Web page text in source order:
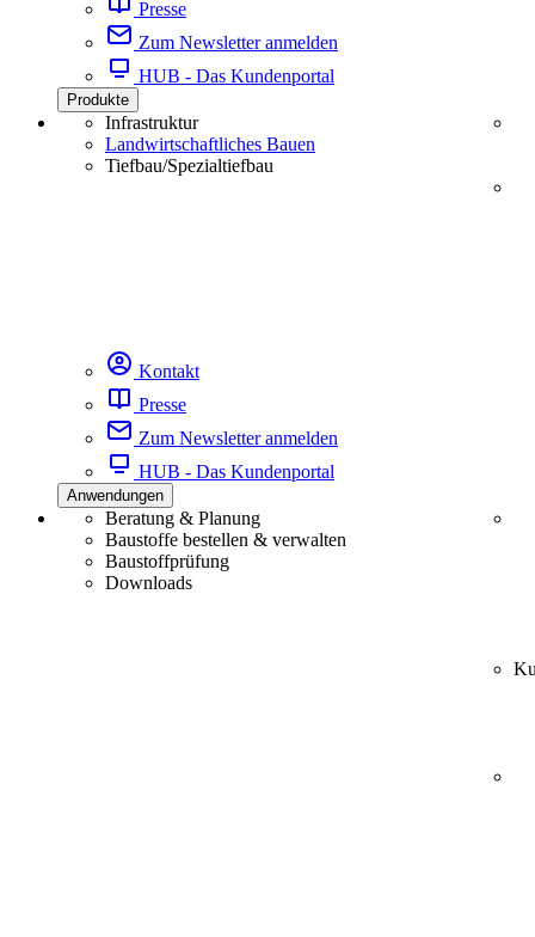
Presse
Zum Newsletter anmelden
HUB - Das Kundenportal
Produkte
Infrastruktur
Landwirtschaftliches Bauen
Tiefbau/Spezialtiefbau
Kontakt
Presse
Zum Newsletter anmelden
HUB - Das Kundenportal
Anwendungen
Beratung & Planung
Baustoffe bestellen & verwalten
Baustoffprüfung
Downloads